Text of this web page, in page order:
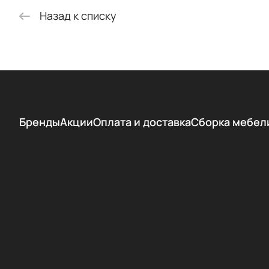
Назад к списку
БрендыАкцииОплата и доставкаСборка